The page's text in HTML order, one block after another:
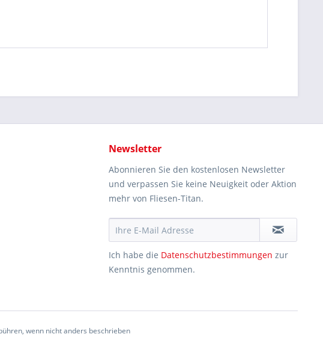
Newsletter
Abonnieren Sie den kostenlosen Newsletter
und verpassen Sie keine Neuigkeit oder Aktion
mehr von Fliesen-Titan.
Ich habe die Datenschutzbestimmungen zur
Kenntnis genommen.
wenn nicht anders beschrieben